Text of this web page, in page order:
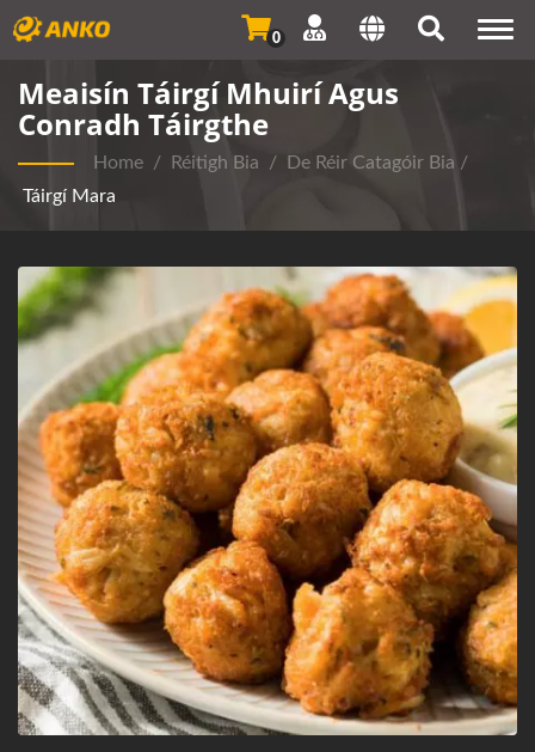
0
Meaisín Táirgí Mhuirí Agus
Conradh Táirgthe
Home / Réitigh Bia / De Réir Catagóir Bia /
Táirgí Mara